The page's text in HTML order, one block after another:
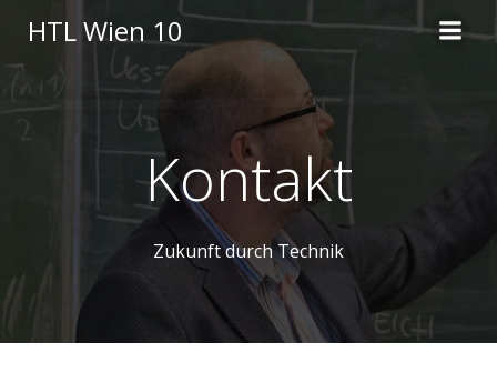
to
content
HTL Wien 10
Kontakt
Zukunft durch Technik